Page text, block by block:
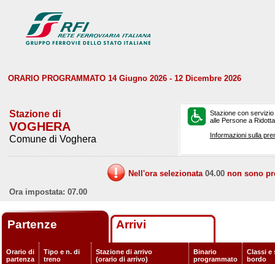
ORARIO PROGRAMMATO 14 Giugno 2026 - 12 Dicembre 2026
Stazione di
VOGHERA
Comune di Voghera
Stazione con
alle Persone a
Informazioni sulla
Nell'ora selezionata 04.00 non sono
Ora impostata: 07.00
Partenze Arrivi
Orario di
partenza
Tipo e n. di
treno
Stazione di arrivo
(orario di arrivo)
Binario
programmato
Classi e
bordo